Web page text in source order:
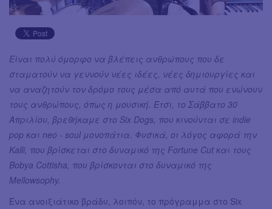
Είναι πολύ όμορφο να βλέπεις ανθρώπους που δε
σταματούν να γεννούν νέες ιδέες, νέες δημιουργίες και
να αναζητούν τον δρόμο τους μέσα από αυτά που ενώνουν
τους ανθρώπους, όπως η μουσική. Έτσι, το Σάββατο 30
Απριλίου, βρεθήκαμε στο Six Dogs, που κινούνται σε indie
pop και neo - soul μονοπάτια. Φυσικά, οι λόγος αφορά την
Kalli, που βρίσκεται στο δυναμικό της Fortune Cut και τους
Bobya Cottisha, που βρίσκονται στο δυναμικό της
Mellowsophy.
Ένα ανοιξιάτικο βράδυ, λοιπόν, το πρόγραμμα στο Six